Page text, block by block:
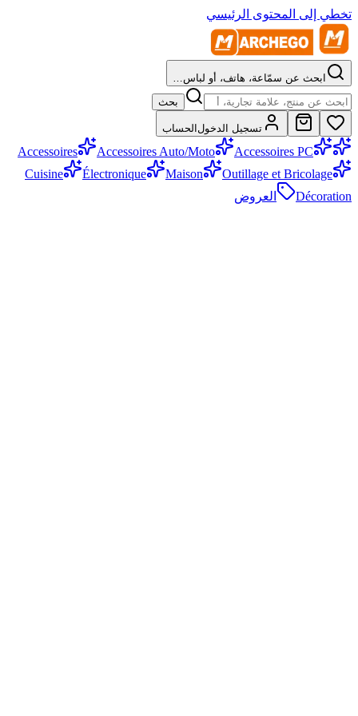
تخطي إلى المحتوى الرئيسي
ابحث عن سمّاعة، هاتف، أو لباس…
بحث
تسجيل الدخول الحساب
Accessoires Accessoires Auto/Moto
Accessoires PC
Cuisine
Électronique Maison
Outillage et Bricolage
Décoration
العروض